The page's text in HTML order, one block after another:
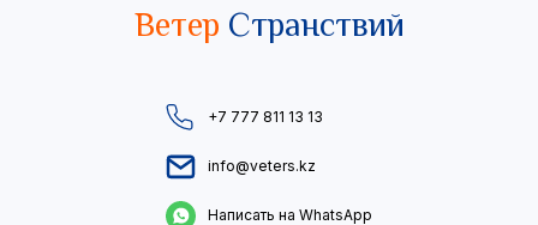
Ветер Странствий
+7 777 811 13 13
info@veters.kz
Написать на WhatsApp